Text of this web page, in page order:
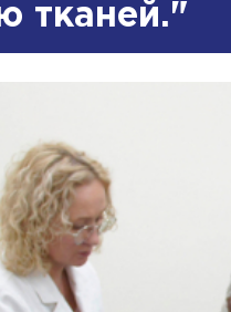
тканей."